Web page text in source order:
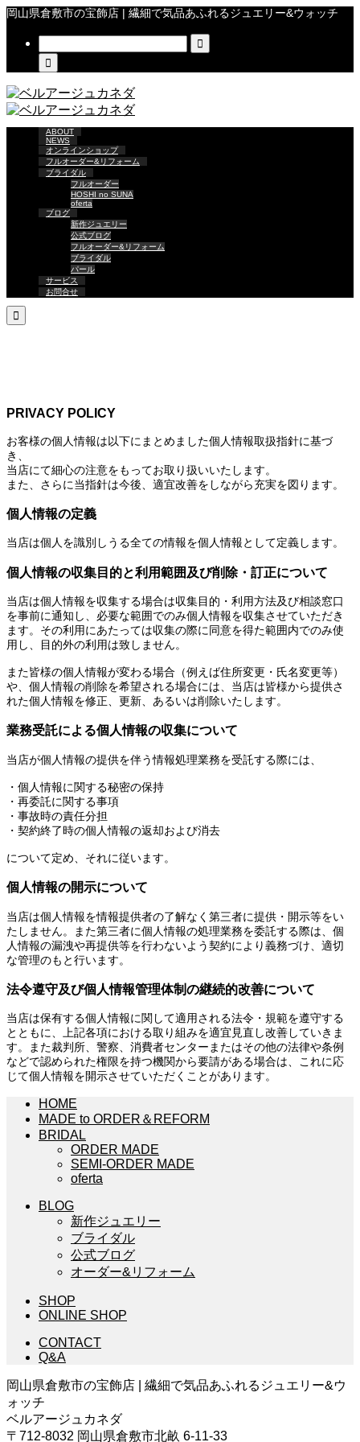
岡山県倉敷市の宝飾店 | 繊細で気品あふれるジュエリー&ウォッチ


ABOUT
NEWS
オンラインショップ
フルオーダー&リフォーム
ブライダル
フルオーダー
HOSHI no SUNA
oferta
ブログ
新作ジュエリー
公式ブログ
フルオーダー&リフォーム
ブライダル
パール
サービス
お問合せ

PRIVACY POLICY
お客様の個人情報は以下にまとめました個人情報取扱指針に基づ
き、
当店にて細心の注意をもってお取り扱いいたします。
また、さらに当指針は今後、適宜改善をしながら充実を図ります。
個人情報の定義
当店は個人を識別しうる全ての情報を個人情報として定義します。
個人情報の収集目的と利用範囲及び削除・訂正について
当店は個人情報を収集する場合は収集目的・利用方法及び相談窓口
を事前に通知し、必要な範囲でのみ個人情報を収集させていただき
ます。その利用にあたっては収集の際に同意を得た範囲内でのみ使
用し、目的外の利用は致しません。
また皆様の個人情報が変わる場合（例えば住所変更・氏名変更等）
や、個人情報の削除を希望される場合には、当店は皆様から提供さ
れた個人情報を修正、更新、あるいは削除いたします。
業務受託による個人情報の収集について
当店が個人情報の提供を伴う情報処理業務を受託する際には、
・個人情報に関する秘密の保持
・再委託に関する事項
・事故時の責任分担
・契約終了時の個人情報の返却および消去
について定め、それに従います。
個人情報の開示について
当店は個人情報を情報提供者の了解なく第三者に提供・開示等をい
たしません。また第三者に個人情報の処理業務を委託する際は、個
人情報の漏洩や再提供等を行わないよう契約により義務づけ、適切
な管理のもと行います。
法令遵守及び個人情報管理体制の継続的改善について
当店は保有する個人情報に関して適用される法令・規範を遵守する
とともに、上記各項における取り組みを適宜見直し改善していきま
す。また裁判所、警察、消費者センターまたはその他の法律や条例
などで認められた権限を持つ機関から要請がある場合は、これに応
じて個人情報を開示させていただくことがあります。
HOME
MADE to ORDER＆REFORM
BRIDAL
ORDER MADE
SEMI-ORDER MADE
oferta
BLOG
新作ジュエリー
ブライダル
公式ブログ
オーダー&リフォーム
SHOP
ONLINE SHOP
CONTACT
Q&A
岡山県倉敷市の宝飾店 | 繊細で気品あふれるジュエリー&ウ
ォッチ
ベルアージュカネダ
〒712-8032 岡山県倉敷市北畝 6-11-33